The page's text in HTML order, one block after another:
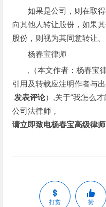
如果是公司，则在取
向其他人转让股份，如果
股份，则视为其同意转让。
杨春宝律师
,（本文作者：杨春宝
引用及转载应注明作者与出
发表评论）,关于“我怎么
公司法律师，
请立即致电杨春宝高级律
打赏 赞